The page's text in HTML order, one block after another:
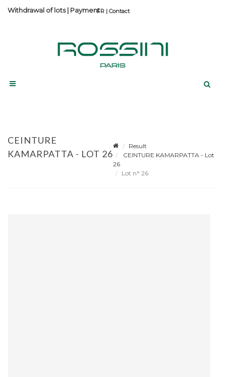
Contact
Withdrawal of lots| Payment
CEINTURE
KAMARPATTA - LOT 26
Result
CEINTURE KAMARPATTA - Lot
26
Lot n° 26